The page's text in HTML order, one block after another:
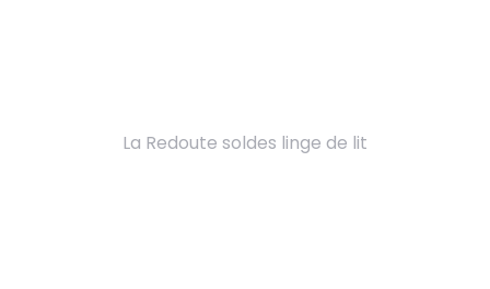
La Redoute soldes linge de lit